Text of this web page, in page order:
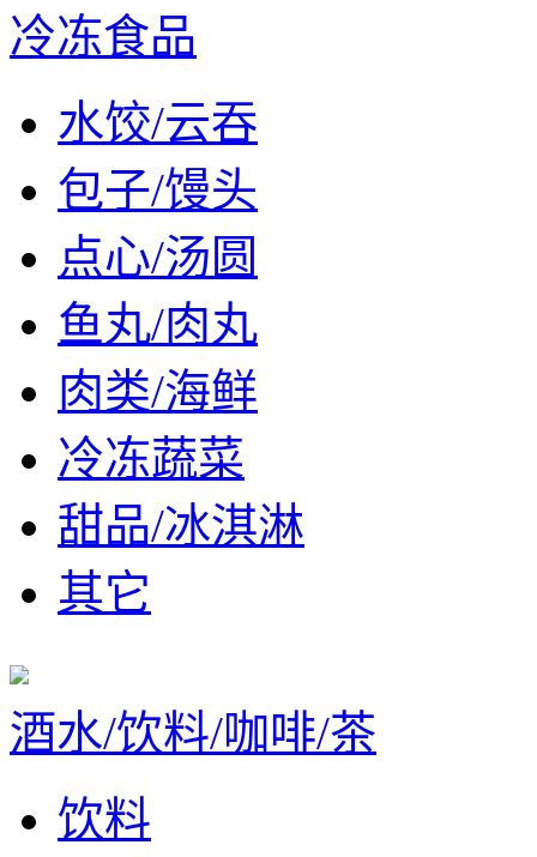
冷冻食品
水饺/云吞
包子/馒头
点心/汤圆
鱼丸/肉丸
肉类/海鲜
冷冻蔬菜
甜品/冰淇淋
其它
酒水/饮料/咖啡/茶
饮料